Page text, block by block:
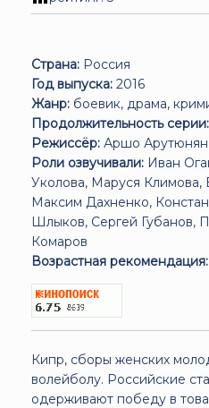
Страна: Россия
Год выпуска: 2016
Жанр: боевик, драма,
Продолжительность серии:
Режиссёр: Аршо Арутюнян
Роли озвучивали: Иван
Уколова, Маруся Климова,
Максим Дахненко,
Шлыков, Сергей Губанов,
Комаров
Возрастная рекомендация:
Кипр, сборы женских
волейболу. Российские
одерживают победу в